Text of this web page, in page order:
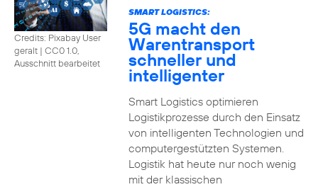
Credits: Pixabay User
geralt | CC0 1.0,
Ausschnitt bearbeitet
SMART LOGISTICS:
5G macht den
Warentransport
schneller und
intelligenter
Smart Logistics optimieren
Logistikprozesse durch den Einsatz
von intelligenten Technologien und
computergestützten Systemen.
Logistik hat heute nur noch wenig
mit der klassischen